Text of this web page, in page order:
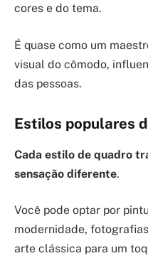
cores e do tema.
É quase como um
visual do cômodo,
das pessoas.
Estilos populares
Cada estilo de quadro
sensação diferente.
Você pode optar por
modernidade,
arte clássica para um